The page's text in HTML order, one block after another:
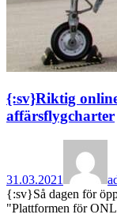
{:sv}Riktig
affärsflygcharter
31.03.2021
{:sv}Så dagen för
"Plattformen för